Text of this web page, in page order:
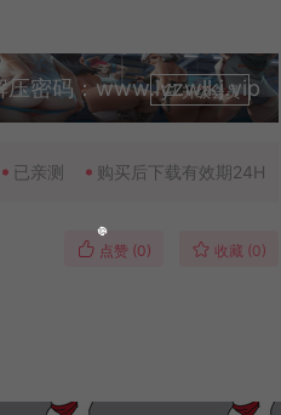
压密码：www.lyzwlkj.vip
升级会员
已亲测 购买后下载有效期24H
点赞 (0) 收藏 (0)